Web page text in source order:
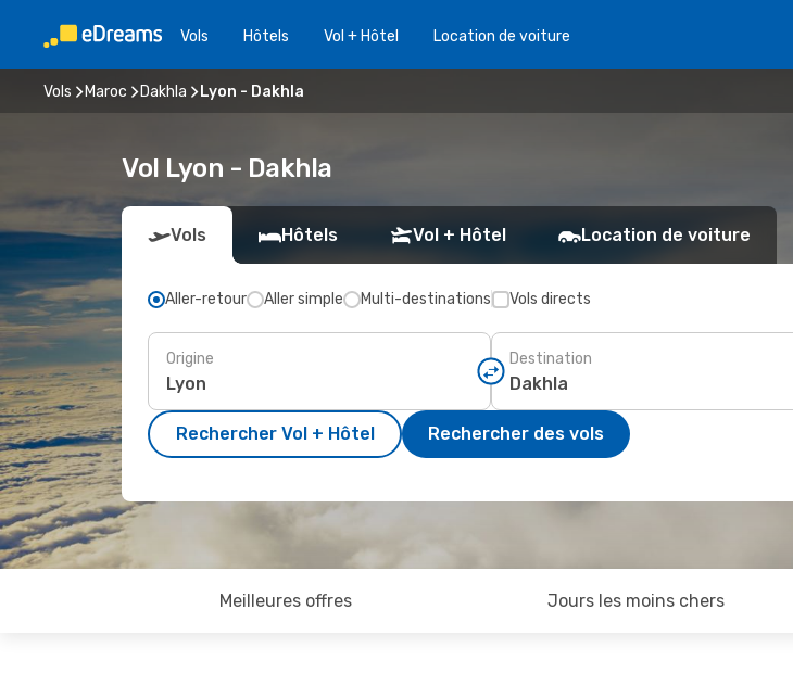
Vols Hôtels Vol + Hôtel Location de voiture
Vols Maroc Dakhla Lyon - Dakhla
Vol Lyon - Dakhla
Vols Hôtels Vol + Hôtel Location de voiture
Aller-retour Aller simple Multi-destinations Vols directs
Origine Destination
Rechercher Vol + Hôtel Rechercher des vols
Meilleures offres Jours les moins chers